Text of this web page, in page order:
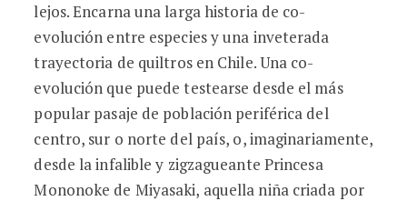
lejos. Encarna una larga historia de co-
evolución entre especies y una inveterada
trayectoria de quiltros en Chile. Una co-
evolución que puede testearse desde el más
popular pasaje de población periférica del
centro, sur o norte del país, o, imaginariamente,
desde la infalible y zigzagueante Princesa
Mononoke de Miyasaki, aquella niña criada por